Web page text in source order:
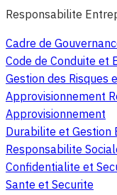
Responsabilite
Cadre de
Code de Conduite et
Gestion des Risques
Approvisionnement
Approvisionnement
Durabilite et Gestion
Responsabilite
Confidentialite et
Sante et Securite